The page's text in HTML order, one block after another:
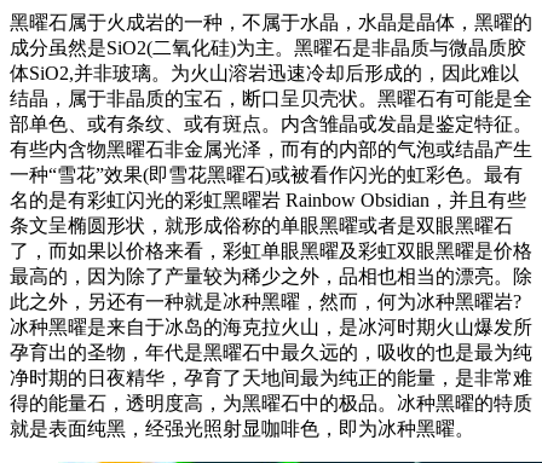
黑曜石属于火成岩的一种，不属于水晶，水晶是晶体，黑曜的
成分虽然是SiO2(二氧化硅)为主。黑曜石是非晶质与微晶质胶
体SiO2,并非玻璃。为火山溶岩迅速冷却后形成的，因此难以
结晶，属于非晶质的宝石，断口呈贝壳状。黑曜石有可能是全
部单色、或有条纹、或有斑点。内含雏晶戓发晶是鉴定特征。
有些内含物黑曜石非金属光泽，而有的内部的气泡或结晶产生
一种“雪花”效果(即雪花黑曜石)或被看作闪光的虹彩色。最有
名的是有彩虹闪光的彩虹黑曜岩 Rainbow Obsidian，并且有些
条文呈椭圆形状，就形成俗称的单眼黑曜或者是双眼黑曜石
了，而如果以价格来看，彩虹单眼黑曜及彩虹双眼黑曜是价格
最高的，因为除了产量较为稀少之外，品相也相当的漂亮。除
此之外，另还有一种就是冰种黑曜，然而，何为冰种黑曜岩?
冰种黑曜是来自于冰岛的海克拉火山，是冰河时期火山爆发所
孕育出的圣物，年代是黑曜石中最久远的，吸收的也是最为纯
净时期的日夜精华，孕育了天地间最为纯正的能量，是非常难
得的能量石，透明度高，为黑曜石中的极品。冰种黑曜的特质
就是表面纯黑，经强光照射显咖啡色，即为冰种黑曜。